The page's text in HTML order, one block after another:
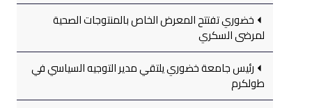
خضوري تفتتح المعرض الخاص بالمنتوجات الصحية
لمرضى السكري
رئيس جامعة خضوري يلتقي مدير التوجيه السياسي في
طولكرم